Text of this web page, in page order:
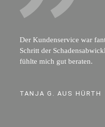
Der Kundenservice war
Schritt der
fühlte mich gut beraten.
TANJA G. AUS HÜRTH